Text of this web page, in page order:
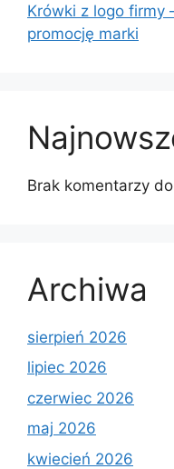
Krówki z logo firmy
promocję marki
Brak komentarzy
Archiwa
sierpień 2026
lipiec 2026
czerwiec 2026
maj 2026
kwiecień 2026